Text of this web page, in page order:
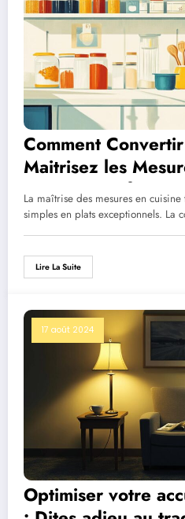
Comment
Maitrisez les
Recettes Parfaites
La maîtrise des mesures en
simples en plats exceptionnels. La
Lire La Suite
17 août 2024
Optimiser votre